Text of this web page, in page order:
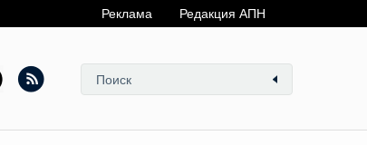
Реклама Редакция АПН